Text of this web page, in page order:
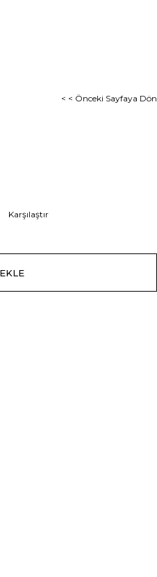
< < Önceki Sayfaya Dön
Karşılaştır